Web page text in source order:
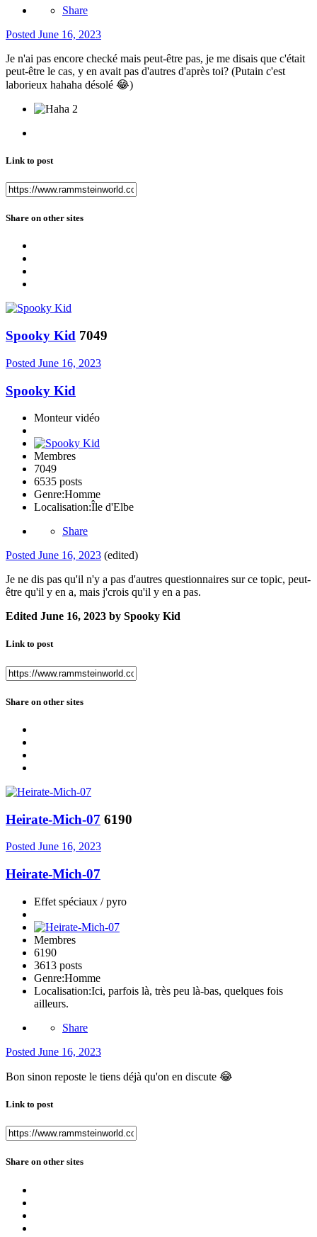
Share
Posted June 16, 2023
Je n'ai pas encore checké mais peut-être pas, je me disais que c'était
peut-être le cas, y en avait pas d'autres d'après toi? (Putain c'est
laborieux hahaha désolé 😂)
2
Link to post
Share on other sites
Spooky Kid 7049
Posted June 16, 2023
Spooky Kid
Monteur vidéo
Membres
7049
6535 posts
Genre:Homme
Localisation:Île d'Elbe
Share
Posted June 16, 2023 (edited)
Je ne dis pas qu'il n'y a pas d'autres questionnaires sur ce topic, peut-
être qu'il y en a, mais j'crois qu'il y en a pas.
Edited June 16, 2023 by Spooky Kid
Link to post
Share on other sites
Heirate-Mich-07 6190
Posted June 16, 2023
Heirate-Mich-07
Effet spéciaux / pyro
Membres
6190
3613 posts
Genre:Homme
Localisation:Ici, parfois là, très peu là-bas, quelques fois
ailleurs.
Share
Posted June 16, 2023
Bon sinon reposte le tiens déjà qu'on en discute 😂
Link to post
Share on other sites